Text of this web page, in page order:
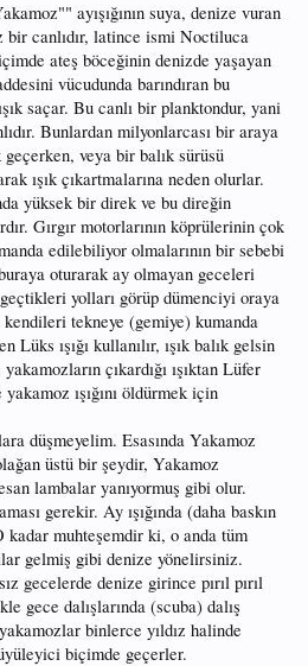
ayışığının suya, denize vuran
bir canlıdır, latince ismi Noctiluca
ateş böceğinin denizde yaşayan
vücudunda barındıran bu
saçar. Bu canlı bir planktondur, yani
Bunlardan milyonlarcası bir araya
veya bir balık sürüsü
ışık çıkartmalarına neden olurlar.
yüksek bir direk ve bu direğin
Gırgır motorlarının köprülerinin çok
edilebiliyor olmalarının bir sebebi
oturarak ay olmayan geceleri
yolları görüp dümenciyi oraya
tekneye (gemiye) kumanda
ışığı kullanılır, ışık balık gelsin
çıkardığı ışıktan Lüfer
ışığını öldürmek için
düşmeyelim. Esasında Yakamoz
üstü bir şeydir, Yakamoz
lambalar yanıyormuş gibi olur.
gerekir. Ay ışığında (daha baskın
muhteşemdir ki, o anda tüm
gelmiş gibi denize yönelirsiniz.
gecelerde denize girince pırıl pırıl
gece dalışlarında (scuba) dalış
binlerce yıldız halinde
biçimde geçerler.